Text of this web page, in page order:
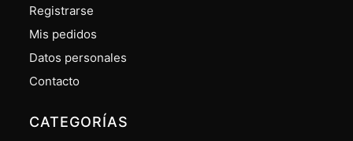
Registrarse
Mis pedidos
Datos personales
Contacto
CATEGORÍAS